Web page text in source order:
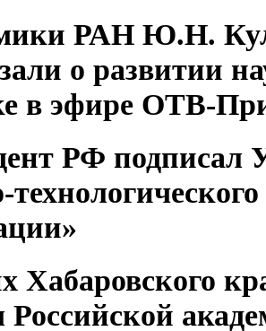
РАН Ю.Н.
о развитии
в эфире ОТВ-
РФ подписал
Хабаровского
Российской